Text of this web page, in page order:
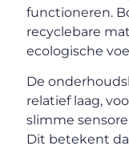
functioneren.
recyclebare
ecologische
De
relatief laag,
slimme
Dit betekent